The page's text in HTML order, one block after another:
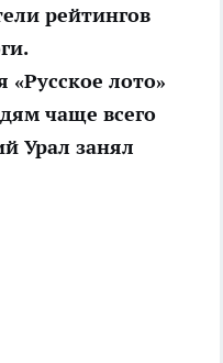
рейтингов
«Русское лото»
чаще всего
Урал занял